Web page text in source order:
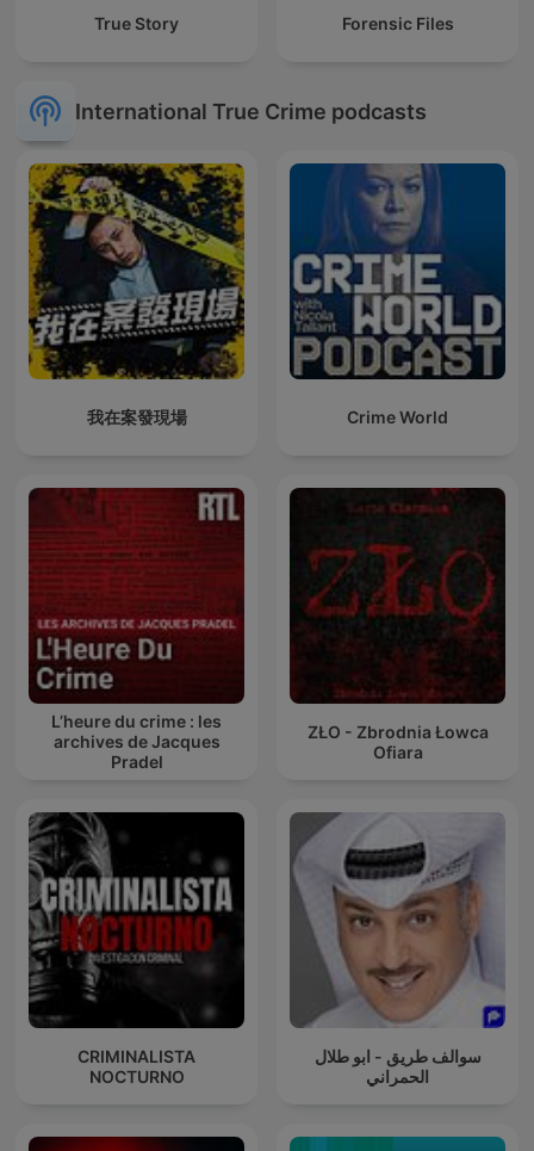
True Story Forensic Files
International True Crime podcasts
我在案發現場 Crime World
L’heure du crime : les
archives de Jacques
Pradel
ZŁO - Zbrodnia Łowca
Ofiara
CRIMINALISTA
NOCTURNO
سوالف طريق - ابو طلال
الحمراني